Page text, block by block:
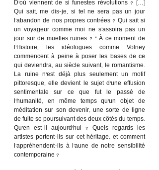
D’où viennent de si funestes révolutions ? […]
Qui sait, me dis-je, si tel ne sera pas un jour
l’abandon de nos propres contrées ? Qui sait si
un voyageur comme moi ne s’assoira pas un
jour sur de muettes ruines ? » À ce moment de
l’Histoire, les idéologues comme Volney
commencent à peine à poser les bases de ce
qui deviendra, au siècle suivant, le romantisme.
La ruine n’est déjà plus seulement un motif
pittoresque, elle devient le sujet d’une effusion
sentimentale sur ce que fut le passé de
l’humanité, en même temps qu’un objet de
méditation sur son devenir, une sorte de ligne
de fuite se poursuivant des deux côtés du temps.
Qu’en est-il aujourd’hui ? Quels regards les
artistes portent-ils sur cet héritage, et comment
l’appréhendent-ils à l’aune de notre sensibilité
contemporaine ?